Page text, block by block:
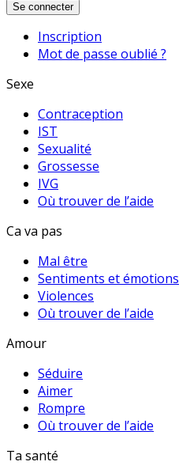
Se connecter
Inscription
Mot de passe oublié ?
Sexe
Contraception
IST
Sexualité
Grossesse
IVG
Où trouver de l’aide
Ca va pas
Mal être
Sentiments et émotions
Violences
Où trouver de l’aide
Amour
Séduire
Aimer
Rompre
Où trouver de l’aide
Ta santé